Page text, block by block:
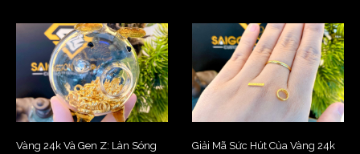
Vàng 24k Và Gen Z: Làn Sóng
Giải Mã Sức Hút Của Vàng 24k